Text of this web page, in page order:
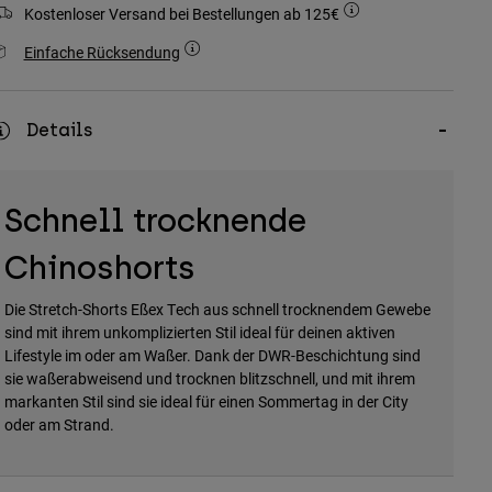
Kostenloser Versand bei Bestellungen ab 125€
Einfache Rücksendung
Details
Schnell trocknende
Chinoshorts
Die Stretch-Shorts Eßex Tech aus schnell trocknendem Gewebe
sind mit ihrem unkomplizierten Stil ideal für deinen aktiven
Lifestyle im oder am Waßer. Dank der DWR-Beschichtung sind
sie waßerabweisend und trocknen blitzschnell, und mit ihrem
markanten Stil sind sie ideal für einen Sommertag in der City
oder am Strand.